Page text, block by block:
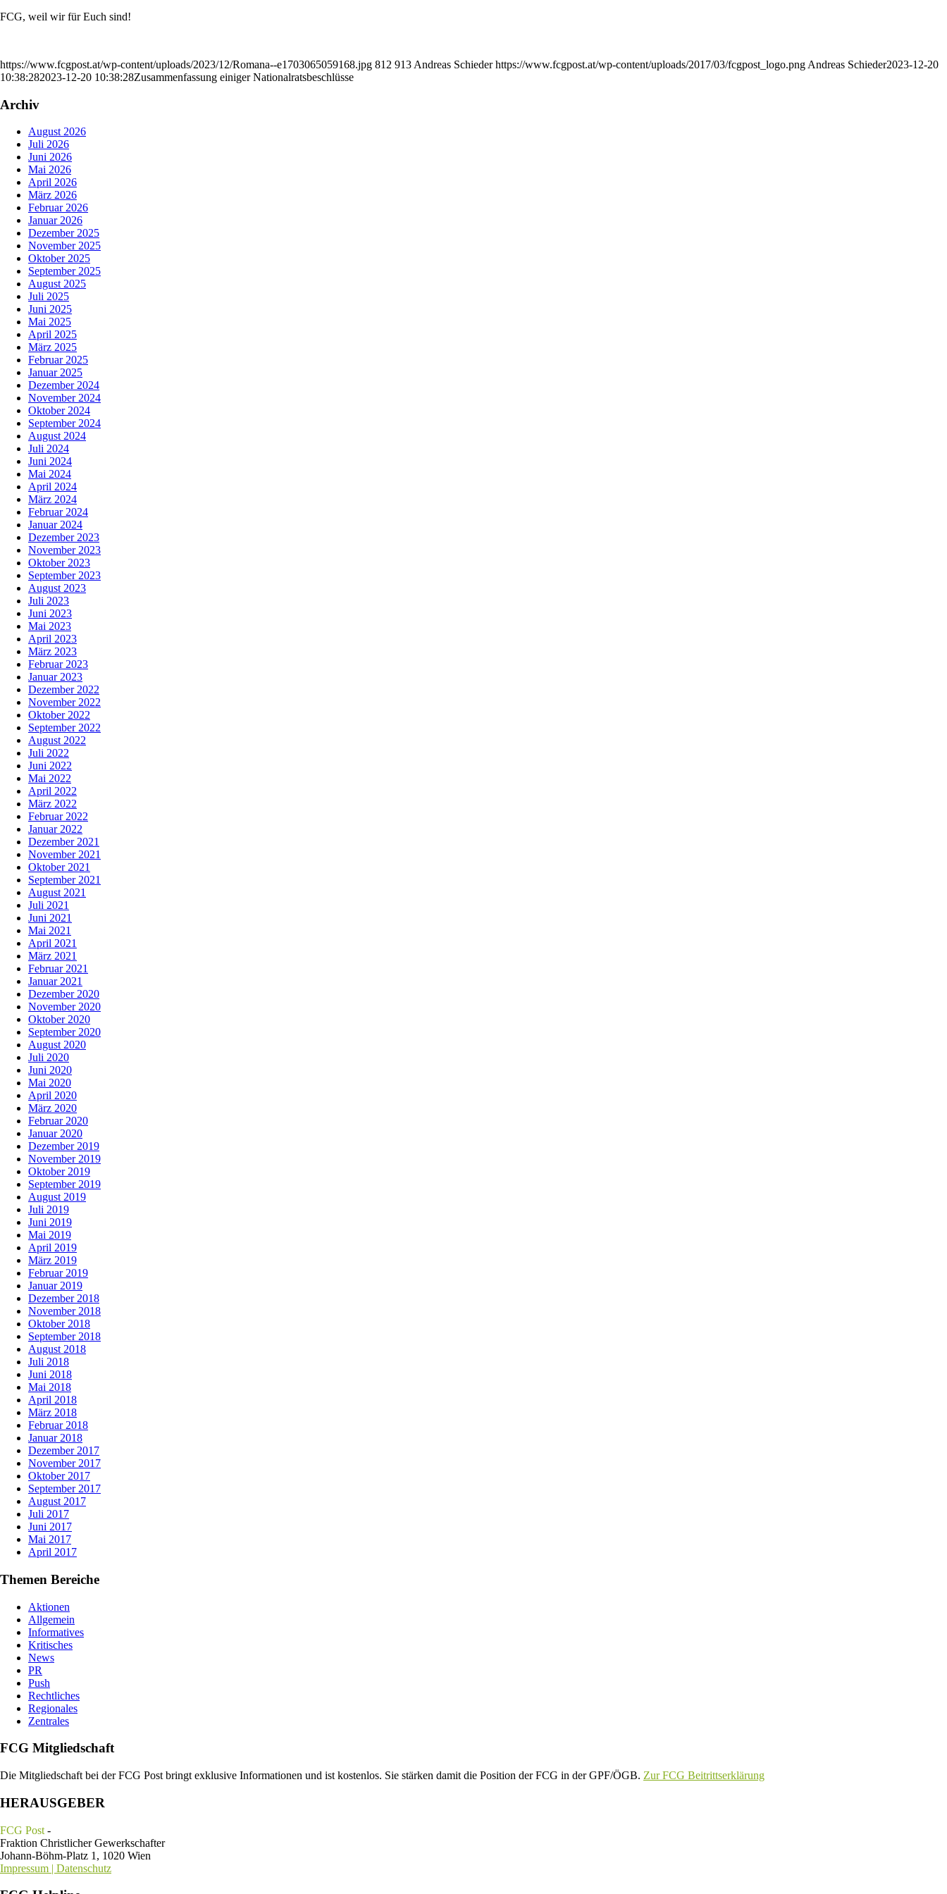
FCG, weil wir für Euch sind!
https://www.fcgpost.at/wp-content/uploads/2023/12/Romana--e1703065059168.jpg 812 913 Andreas Schieder https://www.fcgpost.at/wp-content/uploads/2017/03/fcgpost_logo.png Andreas Schieder2023-12-20
10:38:282023-12-20 10:38:28Zusammenfassung einiger Nationalratsbeschlüsse
Archiv
August 2026
Juli 2026
Juni 2026
Mai 2026
April 2026
März 2026
Februar 2026
Januar 2026
Dezember 2025
November 2025
Oktober 2025
September 2025
August 2025
Juli 2025
Juni 2025
Mai 2025
April 2025
März 2025
Februar 2025
Januar 2025
Dezember 2024
November 2024
Oktober 2024
September 2024
August 2024
Juli 2024
Juni 2024
Mai 2024
April 2024
März 2024
Februar 2024
Januar 2024
Dezember 2023
November 2023
Oktober 2023
September 2023
August 2023
Juli 2023
Juni 2023
Mai 2023
April 2023
März 2023
Februar 2023
Januar 2023
Dezember 2022
November 2022
Oktober 2022
September 2022
August 2022
Juli 2022
Juni 2022
Mai 2022
April 2022
März 2022
Februar 2022
Januar 2022
Dezember 2021
November 2021
Oktober 2021
September 2021
August 2021
Juli 2021
Juni 2021
Mai 2021
April 2021
März 2021
Februar 2021
Januar 2021
Dezember 2020
November 2020
Oktober 2020
September 2020
August 2020
Juli 2020
Juni 2020
Mai 2020
April 2020
März 2020
Februar 2020
Januar 2020
Dezember 2019
November 2019
Oktober 2019
September 2019
August 2019
Juli 2019
Juni 2019
Mai 2019
April 2019
März 2019
Februar 2019
Januar 2019
Dezember 2018
November 2018
Oktober 2018
September 2018
August 2018
Juli 2018
Juni 2018
Mai 2018
April 2018
März 2018
Februar 2018
Januar 2018
Dezember 2017
November 2017
Oktober 2017
September 2017
August 2017
Juli 2017
Juni 2017
Mai 2017
April 2017
Themen Bereiche
Aktionen
Allgemein
Informatives
Kritisches
News
PR
Push
Rechtliches
Regionales
Zentrales
FCG Mitgliedschaft
Die Mitgliedschaft bei der FCG Post bringt exklusive Informationen und ist kostenlos. Sie stärken damit die Position der FCG in der GPF/ÖGB. Zur FCG Beitrittserklärung
HERAUSGEBER
FCG Post -
Fraktion Christlicher Gewerkschafter
Johann-Böhm-Platz 1, 1020 Wien
Impressum | Datenschutz